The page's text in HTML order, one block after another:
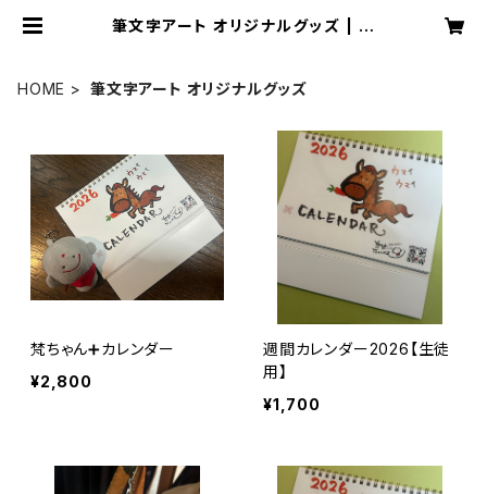
筆文字アート オリジナルグッズ | 筆
HOME 筆文字アート オリジナルグッズ
梵ちゃん➕カレンダー
¥2,800
週間カレンダー2026【生徒
用】
¥1,700